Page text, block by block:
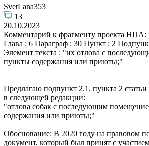
SvetLana353
13
20.10.2023
Комментарий к фрагменту проекта НПА:
Глава : 6 Параграф : 30 Пункт : 2
Элемент текста : "их отлова с
пункты содержания или приюты;"
Предлагаю подпункт 2.1. пункта 2
в следующей редакции:
"отлова собак с последующим
содержания или приюты;"
Обоснование: В 2020 году на правовом
документ, который был принят с